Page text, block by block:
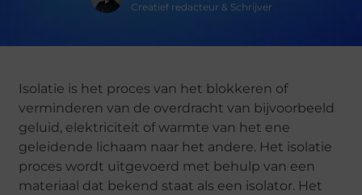
Creatief redacteur & Schrijver
Isolatie is het proces van het blokkeren of
verminderen van de overdracht van bijvoorbeeld
geluid, elektriciteit of warmte van het ene
geleidende lichaam naar het andere. Het isolatie
proces wordt uitgevoerd met behulp van een
materiaal dat bekend staat als een isolator. Het